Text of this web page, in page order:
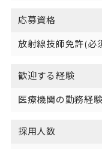
応募資格
放射線技師免許(必
歓迎する経験
医療機関の勤務経
採用人数